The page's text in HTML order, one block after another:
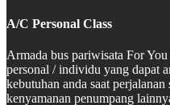
A/C Personal Class
Armada bus pariwisata For
personal / individu yang dapat
kebutuhan anda saat
kenyamanan penumpang